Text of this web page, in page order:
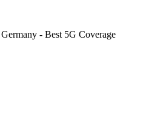
- Best 5G Coverage